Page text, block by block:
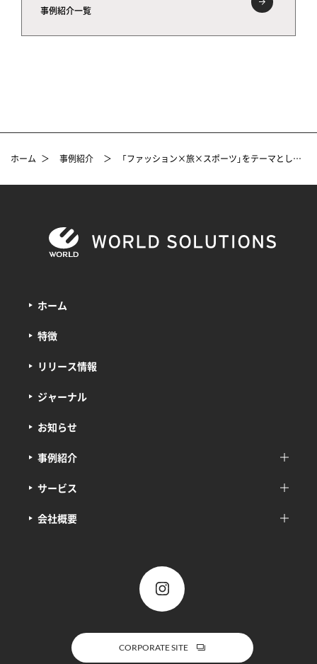
事例紹介一覧
ホーム ＞ 事例紹介 ＞ 「ファッション×旅×スポーツ」をテーマとしたストアの展示会VMD事例
ホーム
特徴
サービス
事例紹介
会社概要
リリース情報
ジャーナル
お知らせ
CORPORATE SITE